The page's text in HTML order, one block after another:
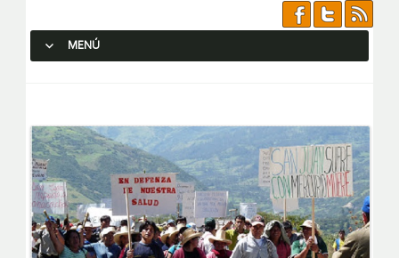
MENÚ